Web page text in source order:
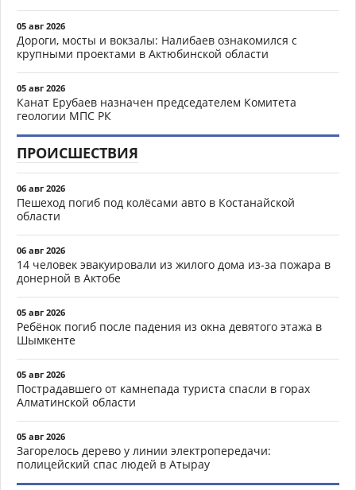
05 авг 2026
Дороги, мосты и вокзалы: Налибаев ознакомился с
крупными проектами в Актюбинской области
05 авг 2026
Канат Ерубаев назначен председателем Комитета
геологии МПС РК
ПРОИСШЕСТВИЯ
06 авг 2026
Пешеход погиб под колёсами авто в Костанайской
области
06 авг 2026
14 человек эвакуировали из жилого дома из-за пожара в
донерной в Актобе
05 авг 2026
Ребёнок погиб после падения из окна девятого этажа в
Шымкенте
05 авг 2026
Пострадавшего от камнепада туриста спасли в горах
Алматинской области
05 авг 2026
Загорелось дерево у линии электропередачи:
полицейский спас людей в Атырау